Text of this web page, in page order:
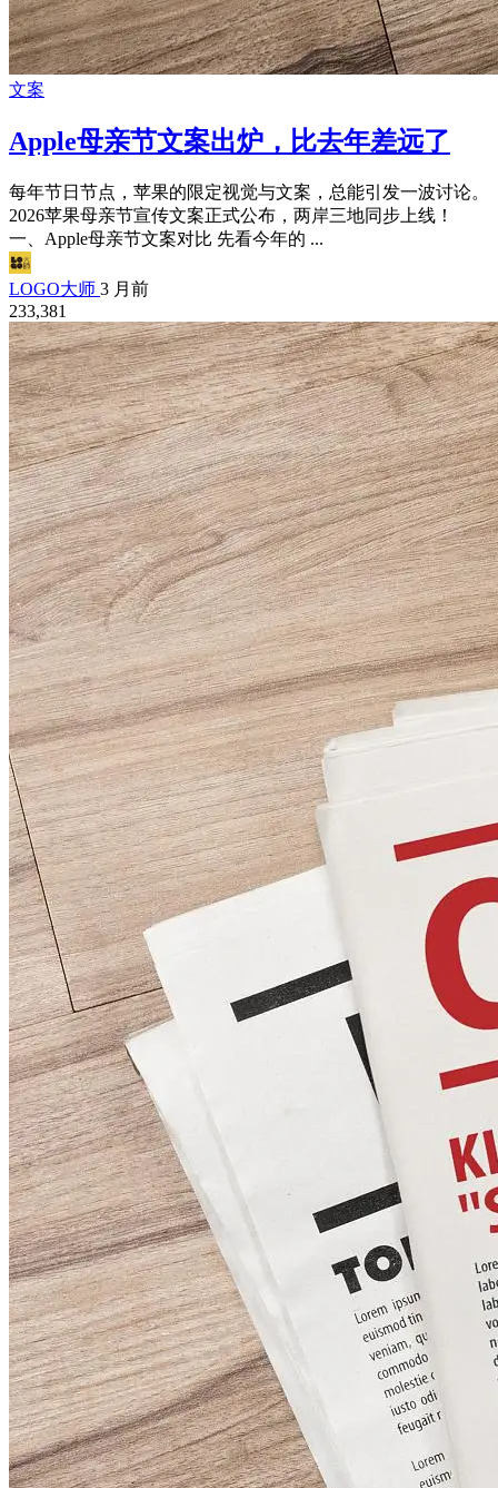
文案
Apple母亲节文案出炉，比去年差远了
每年节日节点，苹果的限定视觉与文案，总能引发一波讨论。
2026苹果母亲节宣传文案正式公布，两岸三地同步上线！
一、Apple母亲节文案对比 先看今年的 ...
LOGO大师 3 月前
233,381